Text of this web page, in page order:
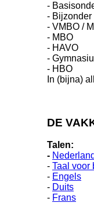
-
-
- VMBO /
- MBO
- HAVO
-
- HBO
In (bijna)
DE
Talen:
-
- Taal voor
- Engels
- Duits
- Frans